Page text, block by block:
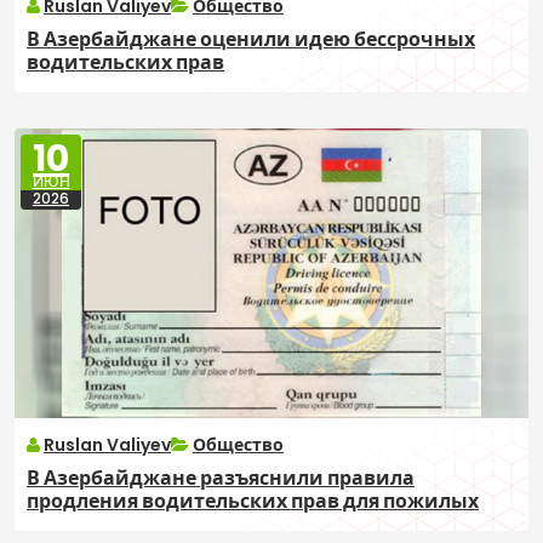
Ruslan Valiyev Общество
В Азербайджане оценили идею бессрочных
водительских прав
10
ИЮН
2026
Ruslan Valiyev Общество
В Азербайджане разъяснили правила
продления водительских прав для пожилых